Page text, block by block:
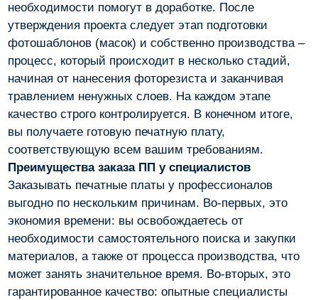
необходимости помогут в доработке. После
утверждения проекта следует этап подготовки
фотошаблонов (масок) и собственно производства –
процесс, который происходит в несколько стадий,
начиная от нанесения фоторезиста и заканчивая
травлением ненужных слоев. На каждом этапе
качество строго контролируется. В конечном итоге,
вы получаете готовую печатную плату,
соответствующую всем вашим требованиям.
Преимущества заказа ПП у специалистов
Заказывать печатные платы у профессионалов
выгодно по нескольким причинам. Во-первых, это
экономия времени: вы освобождаетесь от
необходимости самостоятельного поиска и закупки
материалов, а также от процесса производства, что
может занять значительное время. Во-вторых, это
гарантированное качество: опытные специалисты